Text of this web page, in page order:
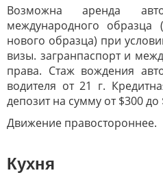
Возможна аренда
международного образца
нового образца) при
визы. загранпаспорт и
права. Стаж вождения
водителя от 21 г.
депозит на сумму от $300 до
Движение правостороннее.
Кухня